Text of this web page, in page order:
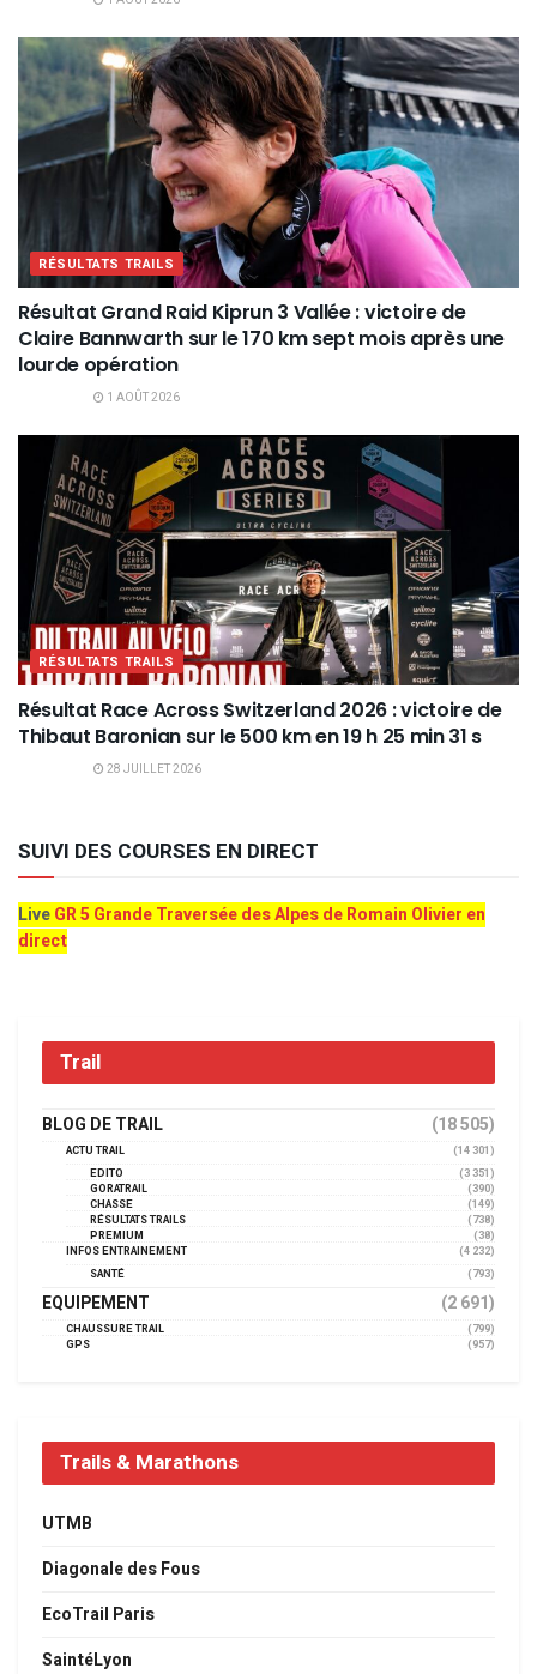
RÉSULTATS TRAILS
Résultat Grand Raid Kiprun 3 Vallée : victoire de
Claire Bannwarth sur le 170 km sept mois après une
lourde opération
1 AOÛT 2026
RÉSULTATS TRAILS
Résultat Race Across Switzerland 2026 : victoire de
Thibaut Baronian sur le 500 km en 19 h 25 min 31 s
28 JUILLET 2026
SUIVI DES COURSES EN DIRECT
LiveGR 5 Grande Traversée des Alpes de Romain Olivier en
direct
Trail
BLOG DE TRAIL (18 505)
ACTU TRAIL
(14 301)
EDITO
(3 351)
GORATRAIL
(390)
CHASSE
(149)
RÉSULTATS TRAILS
(738)
PREMIUM
(38)
INFOS ENTRAINEMENT
(4 232)
SANTÉ
(793)
EQUIPEMENT (2 691)
CHAUSSURE TRAIL
(799)
GPS
(957)
Trails & Marathons
UTMB
Diagonale des Fous
EcoTrail Paris
SaintéLyon